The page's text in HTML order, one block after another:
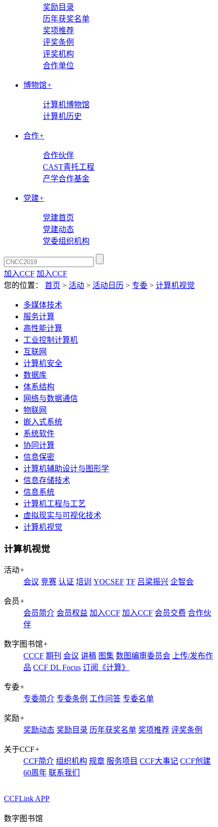
奖励目录
历年获奖名单
奖项推荐
评奖条例
评奖机构
合作单位
博物馆+
计算机博物馆
计算机历史
合作+
合作伙伴
CAST青托工程
产学合作基金
党建+
党建首页
党建动态
党委组织机构
加入CCF 加入CCF
您的位置： 首页 > 活动 > 活动日历 > 专委 > 计算机视觉
多媒体技术
服务计算
高性能计算
工业控制计算机
互联网
计算机安全
数据库
体系结构
网络与数据通信
物联网
嵌入式系统
系统软件
协同计算
信息保密
计算机辅助设计与图形学
信息存储技术
信息系统
计算机工程与工艺
虚拟现实与可视化技术
计算机视觉
计算机视觉
活动+
会议 竞赛 认证 培训 YOCSEF TF 吕梁振兴 企智会
会员+
会员简介 会员权益 加入CCF 加入CCF 会员交费 合作伙
伴
数字图书馆+
CCCF 期刊 会议 讲稿 图集 数图编审委员会 上传/发布作
品 CCF DL Focus 订阅《计算》
专委+
专委简介 专委条例 工作问答 专委名单
奖励+
奖励动态 奖励目录 历年获奖名单 奖项推荐 评奖条例
关于CCF+
CCF简介 组织机构 规章 服务项目 CCF大事记 CCF创建
60周年 联系我们
CCFLink APP
数字图书馆